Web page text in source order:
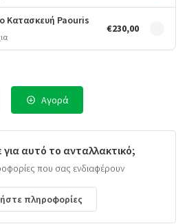
Κατασκευή Paouris
€230,00
Αγορά
αυτό το ανταλλακτικό;
που σας ενδιαφέρουν
πληροφορίες